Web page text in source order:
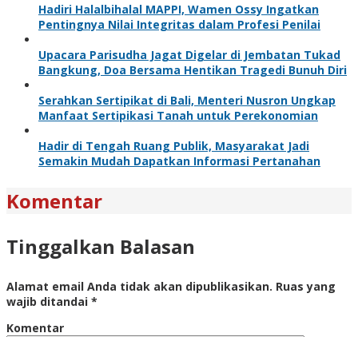
Hadiri Halalbihalal MAPPI, Wamen Ossy Ingatkan
Pentingnya Nilai Integritas dalam Profesi Penilai
Upacara Parisudha Jagat Digelar di Jembatan Tukad
Bangkung, Doa Bersama Hentikan Tragedi Bunuh Diri
Serahkan Sertipikat di Bali, Menteri Nusron Ungkap
Manfaat Sertipikasi Tanah untuk Perekonomian
Hadir di Tengah Ruang Publik, Masyarakat Jadi
Semakin Mudah Dapatkan Informasi Pertanahan
Komentar
Tinggalkan Balasan
Alamat email Anda tidak akan dipublikasikan. Ruas yang
wajib ditandai *
Komentar